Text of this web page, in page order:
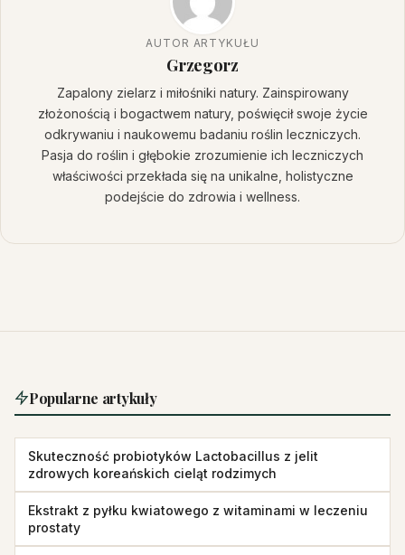
AUTOR ARTYKUŁU
Grzegorz
Zapalony zielarz i miłośniki natury. Zainspirowany
złożonością i bogactwem natury, poświęcił swoje życie
odkrywaniu i naukowemu badaniu roślin leczniczych.
Pasja do roślin i głębokie zrozumienie ich leczniczych
właściwości przekłada się na unikalne, holistyczne
podejście do zdrowia i wellness.
Popularne artykuły
Skuteczność probiotyków Lactobacillus z jelit
zdrowych koreańskich cieląt rodzimych
Ekstrakt z pyłku kwiatowego z witaminami w leczeniu
prostaty